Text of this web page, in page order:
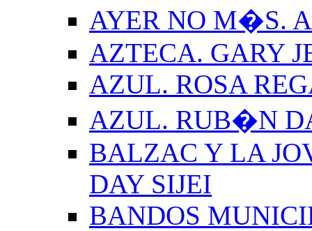
AYER NO M�S.
AZTECA. GARY
AZUL. ROSA
AZUL. RUB�N
BALZAC Y LA
DAY SIJEI
BANDOS